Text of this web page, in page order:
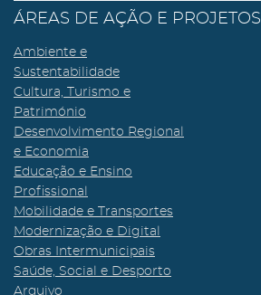
ÁREAS DE AÇÃO E PROJETOS
Ambiente e
Sustentabilidade
Cultura, Turismo e
Património
Desenvolvimento Regional
e Economia
Educação e Ensino
Profissional
Mobilidade e Transportes
Modernização e Digital
Obras Intermunicipais
Saúde, Social e Desporto
Arquivo